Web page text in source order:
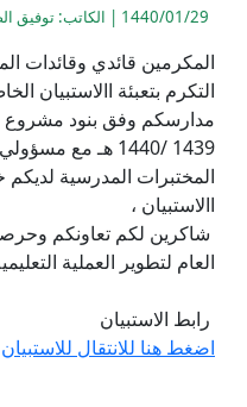
1440/01/29 | الكاتب: توفيق الصحفي | القراءة:1920|
المكرمين قائدي وقائدات
التكرم بتعبئة االاستبيان
مدارسكم وفق بنود مشروع
1439 /1440 هـ
المختبرات المدرسية
االاستبيان ،
شاكرين لكم تعاونكم
العام لتطوير العملية
رابط الاستبيان
اضغط هنا للانتقال للاستبيان